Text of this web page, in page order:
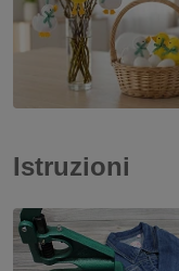
Istruzioni